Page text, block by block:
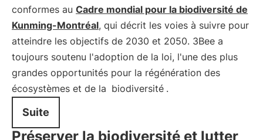
conformes au Cadre mondial pour la biodiversité de
Kunming-Montréal, qui décrit les voies à suivre pour
atteindre les objectifs de 2030 et 2050. 3Bee a
toujours soutenu l'adoption de la loi, l'une des plus
grandes opportunités pour la régénération des
écosystèmes et de la biodiversité .
Suite
Préserver la biodiversité et lutter